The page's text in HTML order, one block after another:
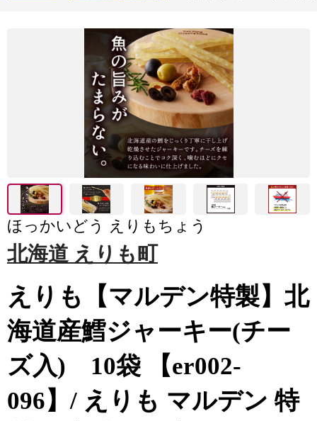
ほっかいどう えりもちょう
北海道 えりも町
えりも【マルデン特製】北
海道産鱈ジャーキー(チー
ズ入) 10袋 【er002-
096】/ えりも マルデン 特